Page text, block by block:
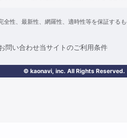
全性、最新性、網羅性、適時性等を保証する
問い合わせ当サイトのご利用条件
© kaonavi, inc. All Rights Reserved.